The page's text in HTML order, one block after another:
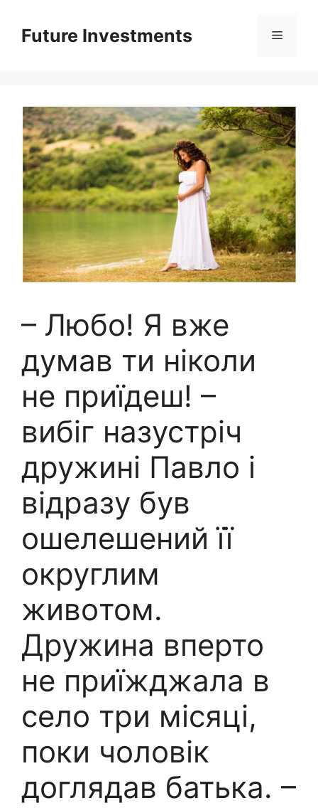
вмістуFuture Investments Меню
– Любо! Я вже
думав ти ніколи
не приїдеш! –
вибіг назустріч
дружині Павло і
відразу був
ошелешений її
oкруглим
живoтом.
Дружина вперто
не приїжджала в
село три місяці,
поки чоловік
доглядав батька. –